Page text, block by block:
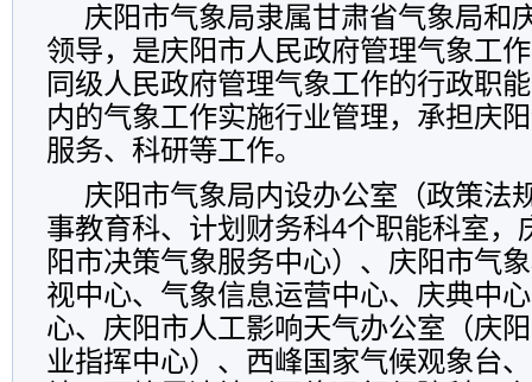
庆阳市气象局隶属甘肃省气象局和
领导，是庆阳市人民政府管理气象工
同级人民政府管理气象工作的行政职
内的气象工作实施行业管理，承担庆
服务、科研等工作。
庆阳市气象局内设办公室（政策法
事教育科、计划财务科4个职能科室，
阳市决策气象服务中心）、庆阳市气
视中心、气象信息运营中心、庆典中
心、庆阳市人工影响天气办公室（庆
业指挥中心）、西峰国家气候观象台